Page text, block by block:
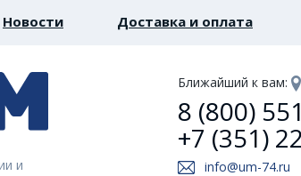
Новости Доставка и оплата
и
Ближайший к вам:
8 (800)
+7 (351)
info@um-74.ru